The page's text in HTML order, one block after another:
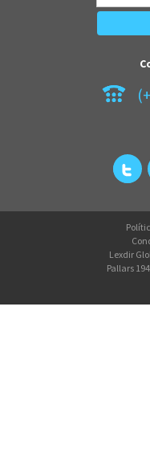
Lexdir
Pallars